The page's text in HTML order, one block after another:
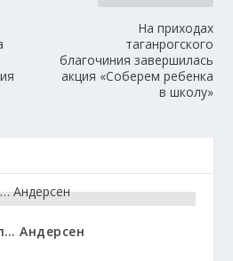
На приходах
таганрогского
благочиния завершилась
акция «Соберем ребенка
в школу»
Андерсен